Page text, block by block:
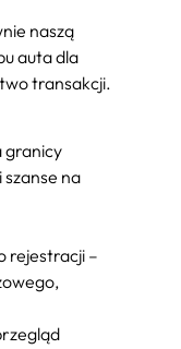
naszą
auta dla
transakcji.
granicy
na
rejestracji –